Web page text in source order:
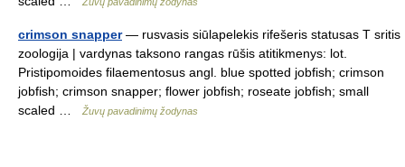
crimson snapper— rusvasis siūlapelekis rifešeris statusas T sritis
zoologija | vardynas taksono rangas rūšis atitikmenys: lot.
Pristipomoides filaementosus angl. blue spotted jobfish; crimson
jobfish; crimson snapper; flower jobfish; roseate jobfish; small
scaled …
Žuvų pavadinimų žodynas